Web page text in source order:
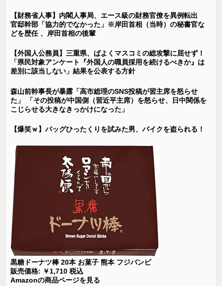
【財務省人事】内閣人事局、エース級の財務官僚を異例転出
官邸幹部「協力的でなかった」※岸田首相（当時）の秘書官な
どを歴任 、岸田首相の後輩
【外国人公務員】三重県、ぱよくマスコミの総攻撃に屈せず！
「県民対象アンケート『外国人の職員採用を続けるべきか』は
差別に該当しない」結果を公表する方針
森山前幹事長が暴露「高市総理のSNS投稿が習主席を怒らせ
た」 「その投稿が中国側（習近平主席）を怒らせ、日中関係を
こじらせる大きなきっかけになった」
【爆笑ｗ】バッグひったくりを試みた男、バイクを盗られる！
黒糖ドーナツ棒 20本 お菓子 熊本 フジバンビ
販売価格: ￥1,710 税込
Amazonの商品ページを見る